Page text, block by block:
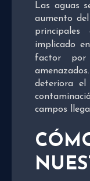
Las aguas
aumento
principales
implicado
factor
deteriora
campos